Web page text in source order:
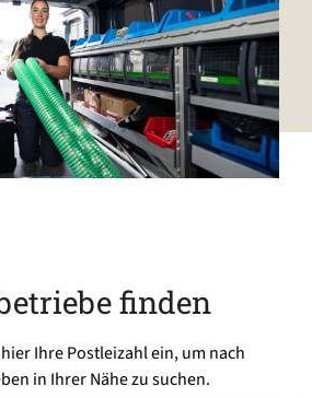
finden
Ihre Postleizahl ein, um nach
in Ihrer Nähe zu suchen.